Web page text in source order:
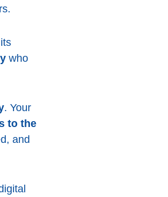
who
. Your
to the
and